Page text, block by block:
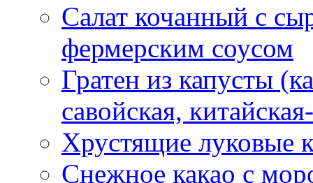
Салат кочанный с
фермерским соусом
Гратен из капусты
савойская,
Хрустящие луковые
Снежное какао с